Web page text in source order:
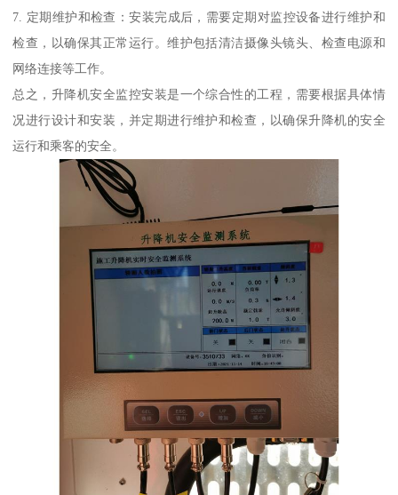
7. 定期维护和检查：安装完成后，需要定期对监控设备进行维护和
检查，以确保其正常运行。维护包括清洁摄像头镜头、检查电源和
网络连接等工作。
总之，升降机安全监控安装是一个综合性的工程，需要根据具体情
况进行设计和安装，并定期进行维护和检查，以确保升降机的安全
运行和乘客的安全。